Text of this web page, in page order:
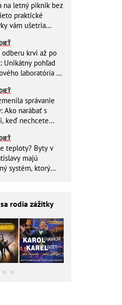
na letný piknik bez
praktické
vám ušetria
odberu krvi až po
Unikátny pohľad
laboratória na
správanie
Ako narábať s
keď nechcete
teploty? Byty v
majú
systém, ktorý
sa rodia zážitky